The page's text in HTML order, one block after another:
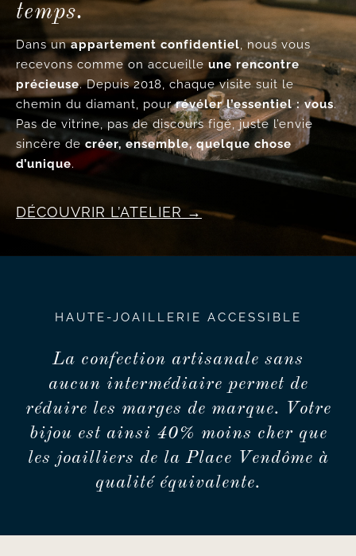
temps.
Dans unappartement confidentiel, nous vous
recevons comme on accueille une rencontre
précieuse. Depuis 2018, chaque visite suit le
chemin du diamant, pourrévéler l’essentiel : vous.
Pas de vitrine, pas de discours figé, juste l’envie
sincère de créer, ensemble, quelque chose
d’unique.
DÉCOUVRIR L’ATELIER
HAUTE-JOAILLERIE ACCESSIBLE
La confection artisanale sans
aucun intermédiaire permet de
réduire les marges de marque. Votre
bijou est ainsi 40% moins cher que
les joailliers de la Place Vendôme à
qualité équivalente.